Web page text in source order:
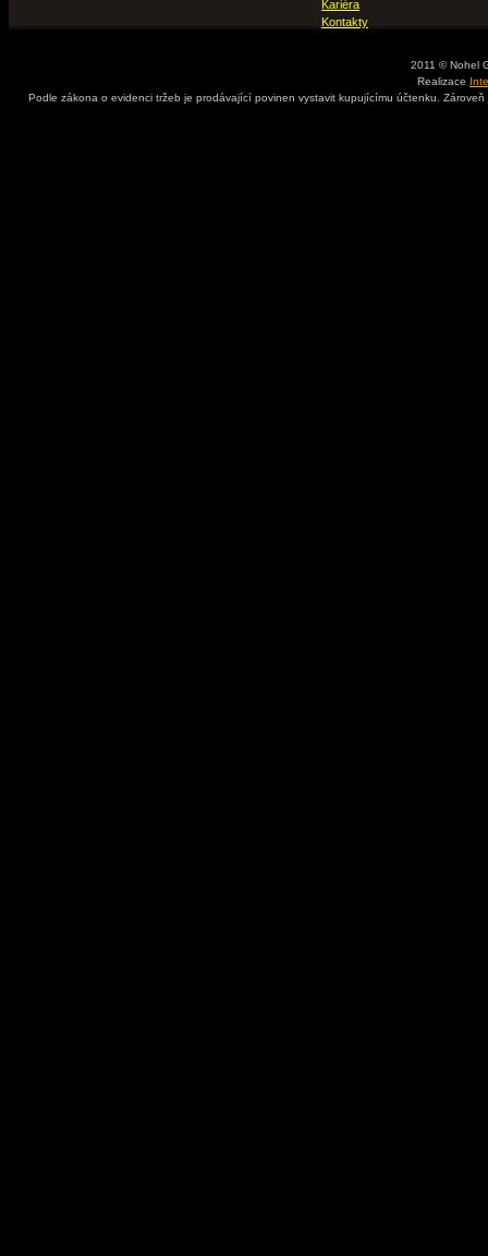
Kariéra
Kontakty
2011 © Nohel
Realizace
Podle zákona o evidenci tržeb je prodávající povinen vystavit kupujícímu účtenku.